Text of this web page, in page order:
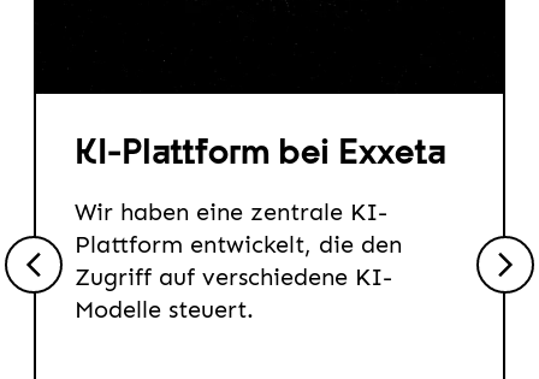
KI-Plattform bei Exxeta
Wir haben eine zentrale KI-
Plattform entwickelt, die den
Zugriff auf verschiedene KI-
Modelle steuert.